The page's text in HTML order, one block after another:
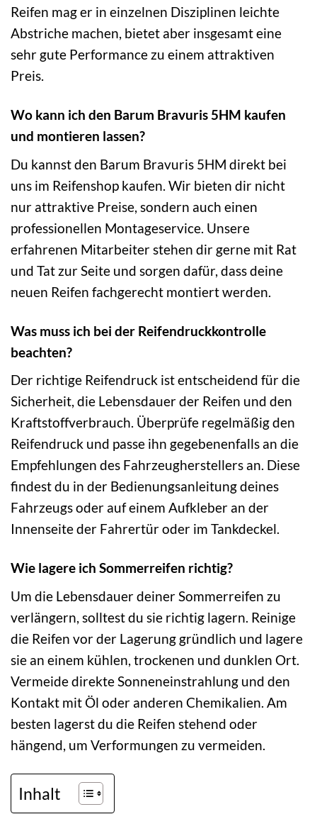
Reifen mag er in einzelnen Disziplinen leichte
Abstriche machen, bietet aber insgesamt eine
sehr gute Performance zu einem attraktiven
Preis.
Wo kann ich den Barum Bravuris 5HM kaufen
und montieren lassen?
Du kannst den Barum Bravuris 5HM direkt bei
uns im Reifenshop kaufen. Wir bieten dir nicht
nur attraktive Preise, sondern auch einen
professionellen Montageservice. Unsere
erfahrenen Mitarbeiter stehen dir gerne mit Rat
und Tat zur Seite und sorgen dafür, dass deine
neuen Reifen fachgerecht montiert werden.
Was muss ich bei der Reifendruckkontrolle
beachten?
Der richtige Reifendruck ist entscheidend für die
Sicherheit, die Lebensdauer der Reifen und den
Kraftstoffverbrauch. Überprüfe regelmäßig den
Reifendruck und passe ihn gegebenenfalls an die
Empfehlungen des Fahrzeugherstellers an. Diese
findest du in der Bedienungsanleitung deines
Fahrzeugs oder auf einem Aufkleber an der
Innenseite der Fahrertür oder im Tankdeckel.
Wie lagere ich Sommerreifen richtig?
Um die Lebensdauer deiner Sommerreifen zu
verlängern, solltest du sie richtig lagern. Reinige
die Reifen vor der Lagerung gründlich und lagere
sie an einem kühlen, trockenen und dunklen Ort.
Vermeide direkte Sonneneinstrahlung und den
Kontakt mit Öl oder anderen Chemikalien. Am
besten lagerst du die Reifen stehend oder
hängend, um Verformungen zu vermeiden.
Inhalt